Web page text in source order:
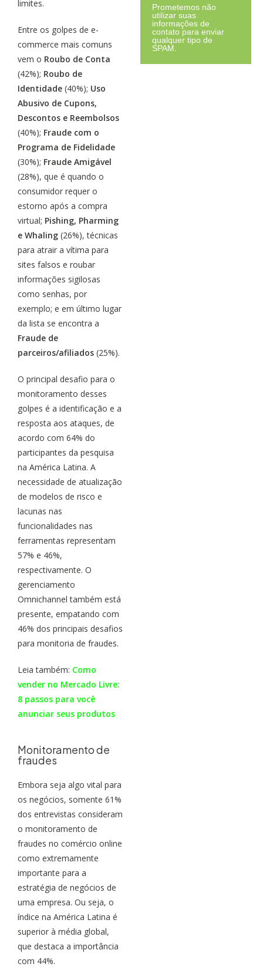
limites.
Entre os golpes de e-
commerce mais comuns
vem o Roubo de Conta
(42%); Roubo de
Identidade (40%); Uso
Abusivo de Cupons,
Descontos e Reembolsos
(40%); Fraude com o
Programa de Fidelidade
(30%); Fraude Amigável
(28%), que é quando o
consumidor requer o
estorno após a compra
virtual; Pishing, Pharming
e Whaling (26%), técnicas
para atrair a vítima para
sites falsos e roubar
informações sigilosas
como senhas, por
exemplo; e em último lugar
da lista se encontra a
Fraude de
parceiros/afiliados (25%).
O principal desafio para o
monitoramento desses
golpes é a identificação e a
resposta aos ataques, de
acordo com 64% do
participantes da pesquisa
na América Latina. A
necessidade de atualização
de modelos de risco e
lacunas nas
funcionalidades nas
ferramentas representam
57% e 46%,
respectivamente. O
gerenciamento
Omnichannel também está
presente, empatando com
46% dos principais desafios
para monitoria de fraudes.
Leia também: Como
vender no Mercado Livre:
8 passos para você
anunciar seus produtos
Monitoramento de
fraudes
Embora seja algo vital para
os negócios, somente 61%
dos entrevistas consideram
o monitoramento de
fraudes no comércio online
como extremamente
importante para a
estratégia de negócios de
uma empresa. Ou seja, o
índice na América Latina é
superior à média global,
que destaca a importância
com 44%.
Prometemos não
utilizar suas
informações de
contato para enviar
qualquer tipo de
SPAM.